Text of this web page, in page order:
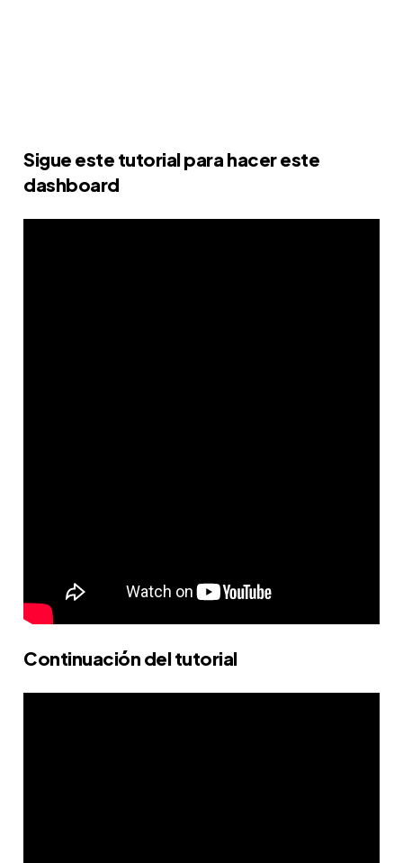
Sigue este tutorial para hacer este
dashboard
Continuación del tutorial